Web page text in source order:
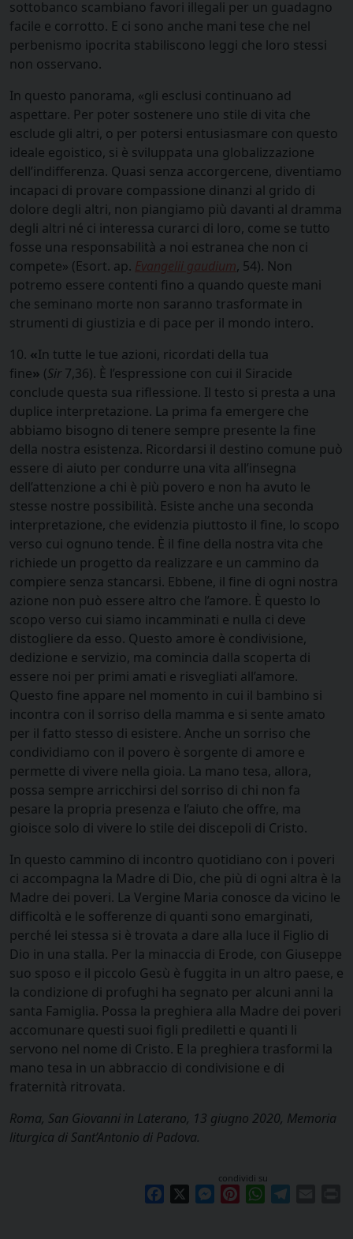
sottobanco scambiano favori illegali per un guadagno
facile e corrotto. E ci sono anche mani tese che nel
perbenismo ipocrita stabiliscono leggi che loro stessi
non osservano.
In questo panorama, «gli esclusi continuano ad
aspettare. Per poter sostenere uno stile di vita che
esclude gli altri, o per potersi entusiasmare con questo
ideale egoistico, si è sviluppata una globalizzazione
dell’indifferenza. Quasi senza accorgercene, diventiamo
incapaci di provare compassione dinanzi al grido di
dolore degli altri, non piangiamo più davanti al dramma
degli altri né ci interessa curarci di loro, come se tutto
fosse una responsabilità a noi estranea che non ci
compete» (Esort. ap. Evangelii gaudium, 54). Non
potremo essere contenti fino a quando queste mani
che seminano morte non saranno trasformate in
strumenti di giustizia e di pace per il mondo intero.
10. «In tutte le tue azioni, ricordati della tua
fine» (Sir7,36). È l’espressione con cui il Siracide
conclude questa sua riflessione. Il testo si presta a una
duplice interpretazione. La prima fa emergere che
abbiamo bisogno di tenere sempre presente la fine
della nostra esistenza. Ricordarsi il destino comune può
essere di aiuto per condurre una vita all’insegna
dell’attenzione a chi è più povero e non ha avuto le
stesse nostre possibilità. Esiste anche una seconda
interpretazione, che evidenzia piuttosto il fine, lo scopo
verso cui ognuno tende. È il fine della nostra vita che
richiede un progetto da realizzare e un cammino da
compiere senza stancarsi. Ebbene, il fine di ogni nostra
azione non può essere altro che l’amore. È questo lo
scopo verso cui siamo incamminati e nulla ci deve
distogliere da esso. Questo amore è condivisione,
dedizione e servizio, ma comincia dalla scoperta di
essere noi per primi amati e risvegliati all’amore.
Questo fine appare nel momento in cui il bambino si
incontra con il sorriso della mamma e si sente amato
per il fatto stesso di esistere. Anche un sorriso che
condividiamo con il povero è sorgente di amore e
permette di vivere nella gioia. La mano tesa, allora,
possa sempre arricchirsi del sorriso di chi non fa
pesare la propria presenza e l’aiuto che offre, ma
gioisce solo di vivere lo stile dei discepoli di Cristo.
In questo cammino di incontro quotidiano con i poveri
ci accompagna la Madre di Dio, che più di ogni altra è la
Madre dei poveri. La Vergine Maria conosce da vicino le
difficoltà e le sofferenze di quanti sono emarginati,
perché lei stessa si è trovata a dare alla luce il Figlio di
Dio in una stalla. Per la minaccia di Erode, con Giuseppe
suo sposo e il piccolo Gesù è fuggita in un altro paese, e
la condizione di profughi ha segnato per alcuni anni la
santa Famiglia. Possa la preghiera alla Madre dei poveri
accomunare questi suoi figli prediletti e quanti li
servono nel nome di Cristo. E la preghiera trasformi la
mano tesa in un abbraccio di condivisione e di
fraternità ritrovata.
Roma, San Giovanni in Laterano, 13 giugno 2020, Memoria
liturgica di Sant’Antonio di Padova.
condividi su
Facebook Messenger
PinterestWhatsApp